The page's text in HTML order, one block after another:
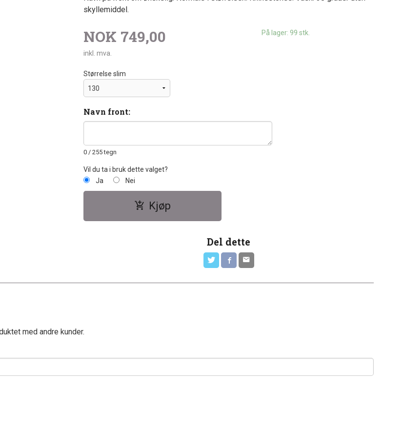
skyllemiddel.
NOK 749,00
inkl. mva.
På lager: 99 stk.
Størrelse slim
Navn front:
0 / 255 tegn
Vil du ta i bruk dette valget?
Ja
Nei
Kjøp
Del dette
med andre kunder.